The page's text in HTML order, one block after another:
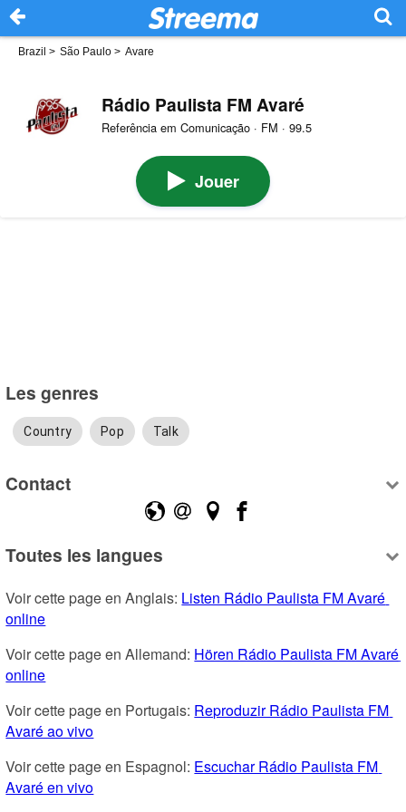
Brazil > São Paulo > Avare
Rádio Paulista FM Avaré
Referência em Comunicação · FM · 99.5
Jouer
Les genres
Country Pop Talk
Contact
Toutes les langues
Voir cette page en Anglais: Listen Rádio Paulista FM Avaré
online
Voir cette page en Allemand: Hören Rádio Paulista FM Avaré
online
Voir cette page en Portugais: Reproduzir Rádio Paulista FM
Avaré ao vivo
Voir cette page en Espagnol: Escuchar Rádio Paulista FM
Avaré en vivo